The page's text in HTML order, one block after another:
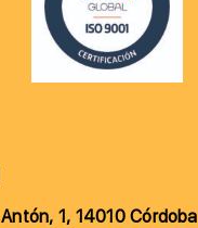
1, 14010 Córdoba